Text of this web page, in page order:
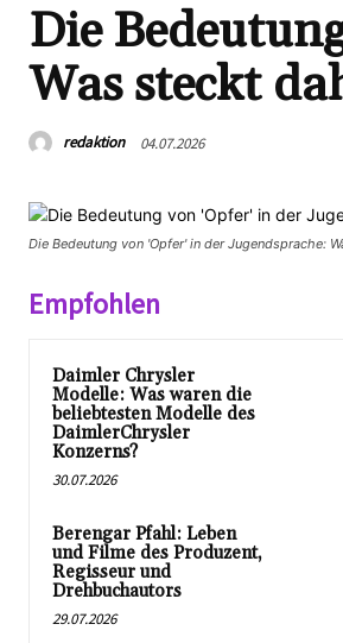
Die
Was steckt
redaktion 04.07.2026
Die Bedeutung von 'Opfer' in der Jugendsprache:
Empfohlen
Daimler Chrysler
Modelle: Was waren die
beliebtesten Modelle des
DaimlerChrysler
Konzerns?
30.07.2026
Berengar Pfahl: Leben
und Filme des Produzent,
Regisseur und
Drehbuchautors
29.07.2026